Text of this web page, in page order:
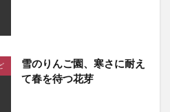
雪のりんご園、寒さに耐え
て春を待つ花芽